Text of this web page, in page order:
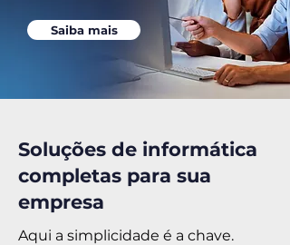
Saiba mais
Soluções de informática
completas para sua
empresa
Aqui a simplicidade é a chave.